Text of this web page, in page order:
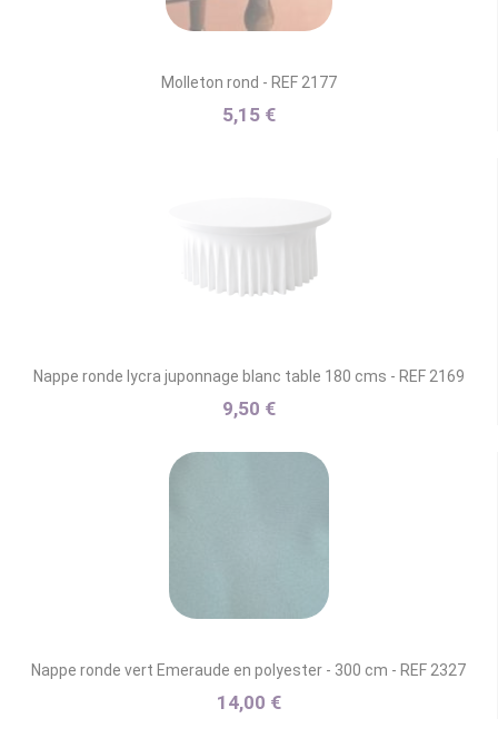
Molleton rond - REF 2177
5,15 €
Nappe ronde lycra juponnage blanc table 180 cms - REF 2169
9,50 €
Nappe ronde vert Emeraude en polyester - 300 cm - REF 2327
14,00 €